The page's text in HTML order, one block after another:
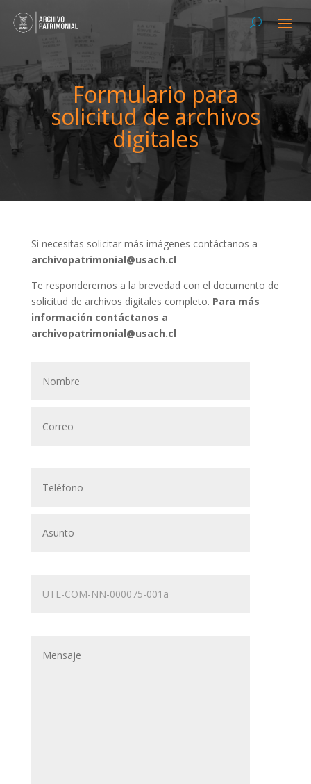
Formulario para
solicitud de archivos
digitales
Si necesitas solicitar más imágenes contáctanos a
archivopatrimonial@usach.cl
Te responderemos a la brevedad con el documento de
solicitud de archivos digitales completo. Para más
información contáctanos a
archivopatrimonial@usach.cl